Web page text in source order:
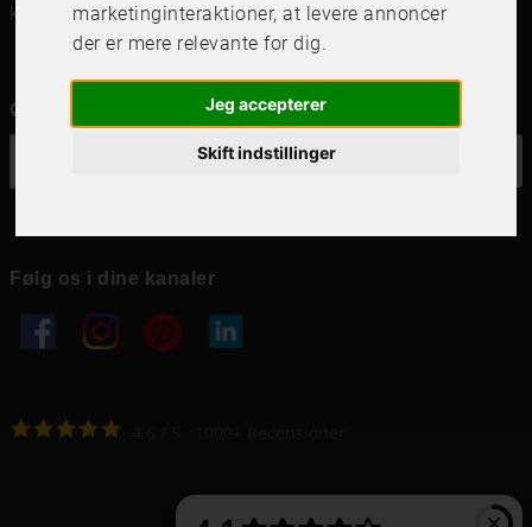
marketinginteraktioner,at levere annoncer
der er mere relevante for dig.
Jeg accepterer
Skift indstillinger
kundservice@frameit.se
Ønsker du vores nyhedsbrev?
Følg os i dine kanaler